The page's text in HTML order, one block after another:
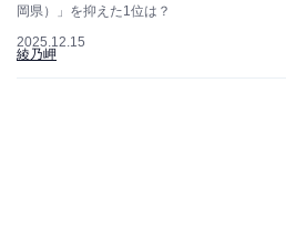
岡県）」を抑えた1位は？
2025.12.15
綾乃岬